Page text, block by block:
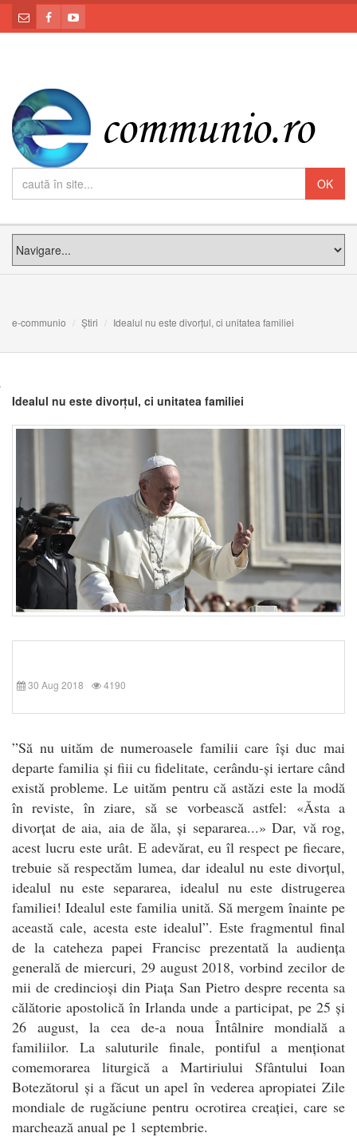
e-communio Știri Idealul nu este divorțul, ci unitatea familiei
Idealul nu este divorțul, ci unitatea familiei
30 Aug 2018 4190
”Să nu uităm de numeroasele familii care își duc mai
departe familia și fiii cu fidelitate, cerându-și iertare când
există probleme. Le uităm pentru că astăzi este la modă
în reviste, în ziare, să se vorbească astfel: «Ăsta a
divorțat de aia, aia de ăla, și separarea...» Dar, vă rog,
acest lucru este urât. E adevărat, eu îl respect pe fiecare,
trebuie să respectăm lumea, dar idealul nu este divorțul,
idealul nu este separarea, idealul nu este distrugerea
familiei! Idealul este familia unită. Să mergem înainte pe
această cale, acesta este idealul”. Este fragmentul final
de la cateheza papei Francisc prezentată la audiența
generală de miercuri, 29 august 2018, vorbind zecilor de
mii de credincioși din Piața San Pietro despre recenta sa
călătorie apostolică în Irlanda unde a participat, pe 25 și
26 august, la cea de-a noua Întâlnire mondială a
familiilor. La saluturile finale, pontiful a menționat
comemorarea liturgică a Martiriului Sfântului Ioan
Botezătorul și a făcut un apel în vederea apropiatei Zile
mondiale de rugăciune pentru ocrotirea creației, care se
marchează anual pe 1 septembrie.